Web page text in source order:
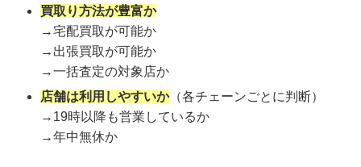
買取り方法が豊富か
→宅配買取が可能か
→出張買取が可能か
→一括査定の対象店か
店舗は利用しやすいか（各チェーンごとに判断）
→19時以降も営業しているか
→年中無休か